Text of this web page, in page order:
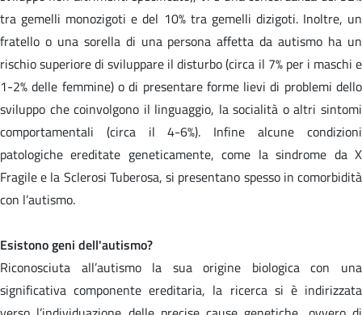
tra gemelli monozigoti e del 10% tra gemelli dizigoti. Inoltre, un
fratello o una sorella di una persona affetta da autismo ha un
rischio superiore di sviluppare il disturbo (circa il 7% per i maschi e
1-2% delle femmine) o di presentare forme lievi di problemi dello
sviluppo che coinvolgono il linguaggio, la socialità o altri sintomi
comportamentali (circa il 4-6%). Infine alcune condizioni
patologiche ereditate geneticamente, come la sindrome da X
Fragile e la Sclerosi Tuberosa, si presentano spesso in comorbidità
con l’autismo.
Esistono geni dell'autismo?
Riconosciuta all’autismo la sua origine biologica con una
significativa componente ereditaria, la ricerca si è indirizzata